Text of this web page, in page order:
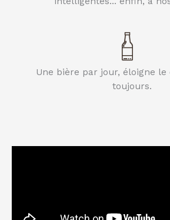
Une bière par jour, éloigne
toujours.